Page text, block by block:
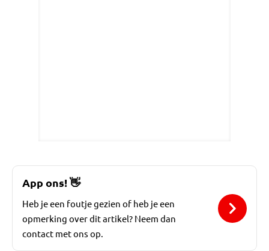
App ons!👋
Heb je een foutje gezien of heb je een
opmerking over dit artikel? Neem dan
contact met ons op.